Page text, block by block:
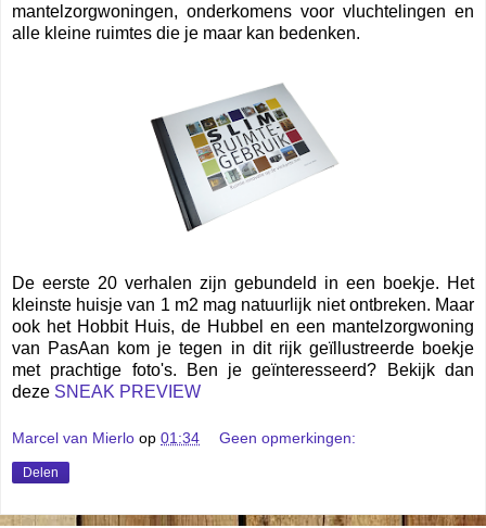
mantelzorgwoningen, onderkomens voor vluchtelingen en
alle kleine ruimtes die je maar kan bedenken.
De eerste 20 verhalen zijn gebundeld in een boekje. Het
kleinste huisje van 1 m2 mag natuurlijk niet ontbreken. Maar
ook het Hobbit Huis, de Hubbel en een mantelzorgwoning
van PasAan kom je tegen in dit rijk geïllustreerde boekje
met prachtige foto's. Ben je geïnteresseerd? Bekijk dan
deze SNEAK PREVIEW
Marcel van Mierlo op 01:34 Geen opmerkingen:
Delen